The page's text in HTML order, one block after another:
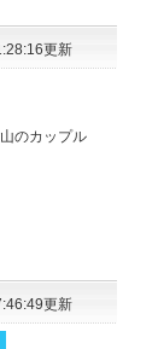
更新
のカップル
更新